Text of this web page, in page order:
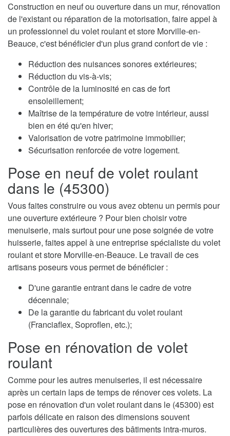
Construction en neuf ou ouverture dans un mur, rénovation
de l'existant ou réparation de la motorisation, faire appel à
un professionnel du volet roulant et store Morville-en-
Beauce, c'est bénéficier d'un plus grand confort de vie :
Réduction des nuisances sonores extérieures;
Réduction du vis-à-vis;
Contrôle de la luminosité en cas de fort
ensoleillement;
Maîtrise de la température de votre intérieur, aussi
bien en été qu'en hiver;
Valorisation de votre patrimoine immobilier;
Sécurisation renforcée de votre logement.
Pose en neuf de volet roulant
dans le (45300)
Vous faites construire ou vous avez obtenu un permis pour
une ouverture extérieure ? Pour bien choisir votre
menuiserie, mais surtout pour une pose soignée de votre
huisserie, faites appel à une entreprise spécialiste du volet
roulant et store Morville-en-Beauce. Le travail de ces
artisans poseurs vous permet de bénéficier :
D'une garantie entrant dans le cadre de votre
décennale;
De la garantie du fabricant du volet roulant
(Franciaflex, Soproflen, etc.);
Pose en rénovation de volet
roulant
Comme pour les autres menuiseries, il est nécessaire
après un certain laps de temps de rénover ces volets. La
pose en rénovation d'un volet roulant dans le (45300) est
parfois délicate en raison des dimensions souvent
particulières des ouvertures des bâtiments intra-muros.